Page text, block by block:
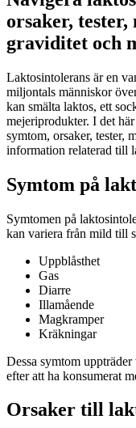
orsaker,
graviditet och
Laktosintolerans är en
miljontals människor
kan smälta laktos, ett
mejeriprodukter. I det
symtom, orsaker, tester,
information relaterad till
Symtom på
Symtomen på
kan variera från mild till
Uppblåsthet
Gas
Diarre
Illamående
Magkramper
Kräkningar
Dessa symtom
efter att ha konsumerat
Orsaker till